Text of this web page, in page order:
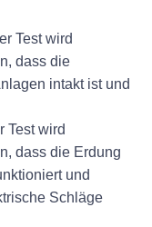
Test wird
dass die
intakt ist und
Test wird
dass die Erdung
und
Schläge